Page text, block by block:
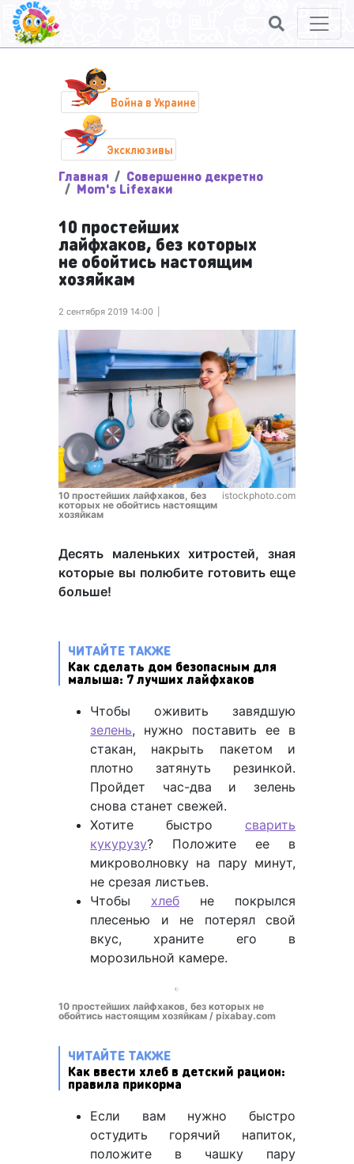
Война в Украине
Эксклюзивы
Главная Совершенно декретно
Mom's Lifeхаки
10 простейших
лайфхаков, без которых
не обойтись настоящим
хозяйкам
2 сентября 2019 14:00
10 простейших лайфхаков, без
которых не обойтись настоящим
хозяйкам
istockphoto.com
Десять маленьких хитростей, зная
которые вы полюбите готовить еще
больше!
ЧИТАЙТЕ ТАКЖЕ
Как сделать дом безопасным для
малыша: 7 лучших лайфхаков
Чтобы оживить завядшую
зелень, нужно поставить ее в
стакан, накрыть пакетом и
плотно затянуть резинкой.
Пройдет час-два и зелень
снова станет свежей.
Хотите быстро сварить
кукурузу? Положите ее в
микроволновку на пару минут,
не срезая листьев.
Чтобы хлеб не покрылся
плесенью и не потерял свой
вкус, храните его в
морозильной камере.
10 простейших лайфхаков, без которых не
обойтись настоящим хозяйкам / pixabay.com
ЧИТАЙТЕ ТАКЖЕ
Как ввести хлеб в детский рацион:
правила прикорма
Если вам нужно быстро
остудить горячий напиток,
положите в чашку пару